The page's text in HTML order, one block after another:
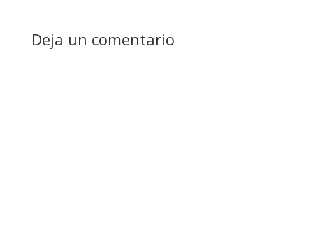
Deja un comentario